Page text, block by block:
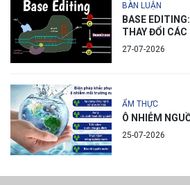
BÀN LUẬN
BASE
THAY ĐỔI
27-07-2026
ẨM THỰC
Ô NHIỄM
25-07-2026